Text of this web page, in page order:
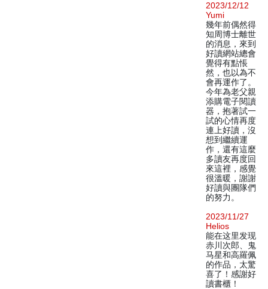
2023/12/12
Yumi
幾年前偶然得
知周博士離世
的消息，來到
好讀網站總會
覺得有點悵
然，也以為不
會再運作了。
今年為老父親
添購電子閱讀
器，抱著試一
試的心情再度
連上好讀，沒
想到繼續運
作，還有這麼
多讀友再度回
來這裡，感覺
很溫暖，謝謝
好讀與團隊們
的努力。
2023/11/27
Helios
能在这里发现
赤川次郎、鬼
马星和高羅佩
的作品，太驚
喜了！感謝好
讀書櫃！